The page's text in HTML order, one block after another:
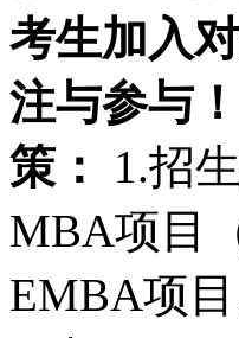
考生加入
注与参与！
策：
1.招
MBA项目
EMBA项